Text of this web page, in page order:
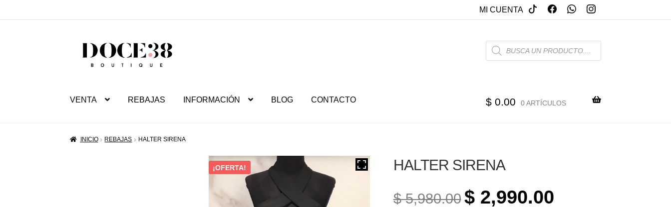
MI CUENTA
SALTAR
PRODUCTS
SEARCH
VENTA REBAJAS INFORMACIÓN BLOG CONTACTO $0.00 0 ARTÍCULOS
INICIO REBAJAS HALTER SIRENA
¡OFERTA! HALTER SIRENA
$5,980.00 ORIGINAL
$2,990.00